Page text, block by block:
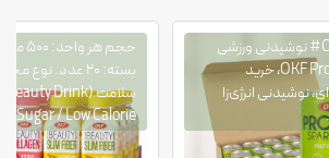
نوشیدنی پروتئین OKF# نوشیدنی ورزشی
لیمویی# OKF Protein Drink، خرید
نوشیدنی انرژی‌زا
حجم هر
بسته: ۲۰ عدد.
Sugar / Low Calorie. برند: OKF.